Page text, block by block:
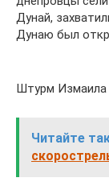
Дунай,
Дунаю был
Штурм Измаила
Читайте